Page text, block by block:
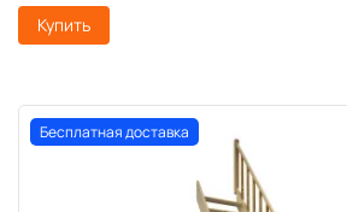
Купить
Бесплатная доставка